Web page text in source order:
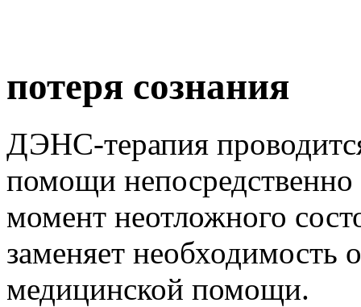
потеря сознания
ДЭНС-терапия
помощи
момент неотложного
заменяет необходимость
медицинской помощи.